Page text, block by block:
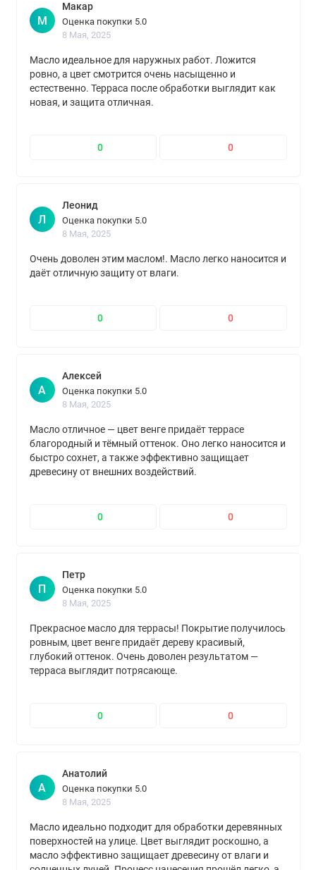
М
Макар
Оценка покупки 5.0
8 Мая, 2025
Масло идеальное для наружных работ. Ложится
ровно, а цвет смотрится очень насыщенно и
естественно. Терраса после обработки выглядит как
новая, и защита отличная.
0 0
Л
Леонид
Оценка покупки 5.0
8 Мая, 2025
Очень доволен этим маслом!. Масло легко наносится и
даёт отличную защиту от влаги.
0 0
А
Алексей
Оценка покупки 5.0
8 Мая, 2025
Масло отличное — цвет венге придаёт террасе
благородный и тёмный оттенок. Оно легко наносится и
быстро сохнет, а также эффективно защищает
древесину от внешних воздействий.
0 0
П
Петр
Оценка покупки 5.0
8 Мая, 2025
Прекрасное масло для террасы! Покрытие получилось
ровным, цвет венге придаёт дереву красивый,
глубокий оттенок. Очень доволен результатом —
терраса выглядит потрясающе.
0 0
А
Анатолий
Оценка покупки 5.0
8 Мая, 2025
Масло идеально подходит для обработки деревянных
поверхностей на улице. Цвет выглядит роскошно, а
масло эффективно защищает древесину от влаги и